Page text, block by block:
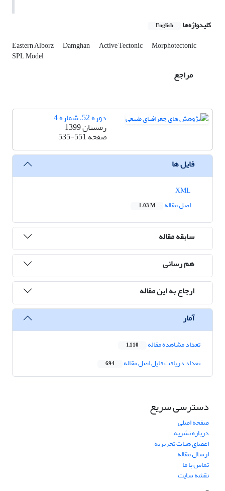
کلیدواژه‌ها English
Eastern Alborz Damghan Active Tectonic Morphotectonic
SPL Model
مراجع
دوره 52، شماره 4
زمستان 1399
صفحه535-551
فایل ها
اصل مقاله
1.03 M
سابقه مقاله
هم رسانی
ارجاع به این مقاله
آمار
تعداد مشاهده مقاله 1,110
تعداد دریافت فایل اصل مقاله 694
دسترسی سریع
صفحه اصلی
درباره نشریه
اعضای هیات تحریریه
ارسال مقاله
تماس با ما
نقشه سایت